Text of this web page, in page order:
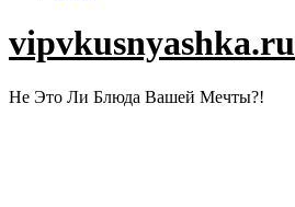
vipvkusnyashka.ru
Не Это Ли Блюда Вашей Мечты?!